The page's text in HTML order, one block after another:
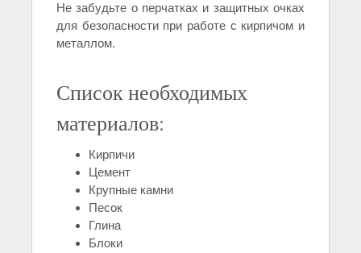
Не забудьте о перчатках и защитных очках
для безопасности при работе с кирпичом и
металлом.
Список необходимых
материалов:
Кирпичи
Цемент
Крупные камни
Песок
Глина
Блоки